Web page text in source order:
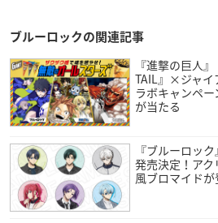
ブルーロックの関連記事
『進撃の巨人
TAIL』×ジャイ
ラボキャンペ
が当たる
『ブルーロッ
発売決定！ア
風ブロマイドが